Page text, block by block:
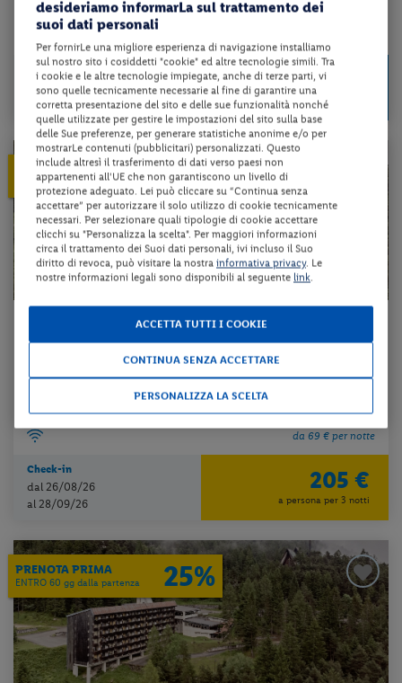
Check-in
dal 30/08/26
al 10/09/26
da205 €
a persona per 3 notti
PRENOTA PRIMA
ENTRO 60 gg dalla partenza 25%
Veneto - Borca di Cadore (BL)
pernottamento e colazione
da 69 € per notte
Check-in
dal 26/08/26
al 28/09/26
205 €
a persona per 3 notti
PRENOTA PRIMA
ENTRO 60 gg dalla partenza 25%
desideriamo informarLa sul trattamento dei
suoi dati personali
Per fornirLe una migliore esperienza di navigazione installiamo
sul nostro sito i cosiddetti "cookie" ed altre tecnologie simili. Tra
i cookie e le altre tecnologie impiegate, anche di terze parti, vi
sono quelle tecnicamente necessarie al fine di garantire una
corretta presentazione del sito e delle sue funzionalità nonché
quelle utilizzate per gestire le impostazioni del sito sulla base
delle Sue preferenze, per generare statistiche anonime e/o per
mostrarLe contenuti (pubblicitari) personalizzati. Questo
include altresì il trasferimento di dati verso paesi non
appartenenti all'UE che non garantiscono un livello di
protezione adeguato. Lei può cliccare su “Continua senza
accettare” per autorizzare il solo utilizzo di cookie tecnicamente
necessari. Per selezionare quali tipologie di cookie accettare
clicchi su "Personalizza la scelta". Per maggiori informazioni
circa il trattamento dei Suoi dati personali, ivi incluso il Suo
diritto di revoca, può visitare la nostra informativa privacy. Le
nostre informazioni legali sono disponibili al seguente link.
ACCETTA TUTTI I COOKIE
CONTINUA SENZA ACCETTARE
PERSONALIZZA LA SCELTA